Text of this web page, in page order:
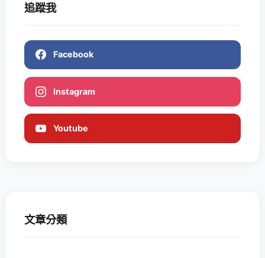
追蹤我
Facebook
Instagram
Youtube
文章分類